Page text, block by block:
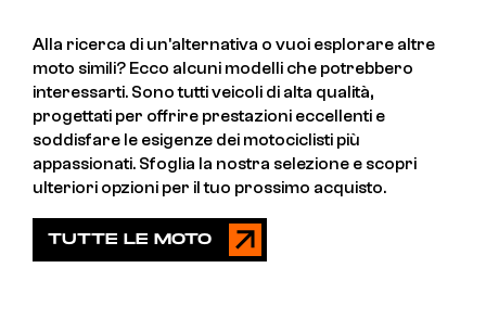
Alla ricerca di un'alternativa o vuoi esplorare altre
moto simili? Ecco alcuni modelli che potrebbero
interessarti. Sono tutti veicoli di alta qualità,
progettati per offrire prestazioni eccellenti e
soddisfare le esigenze dei motociclisti più
appassionati. Sfoglia la nostra selezione e scopri
ulteriori opzioni per il tuo prossimo acquisto.
TUTTE LE MOTO